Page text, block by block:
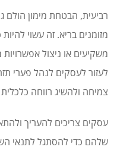
רביעית, הבטחת מימון הולם
מזומנים בריא. זה עשוי
משקיעים או ניצול
לעזור לעסקים לנהל פערי
צמיחה ולהשיג רווחה כלכלית
עסקים צריכים להעריך
שלהם כדי להסתגל לתנאי